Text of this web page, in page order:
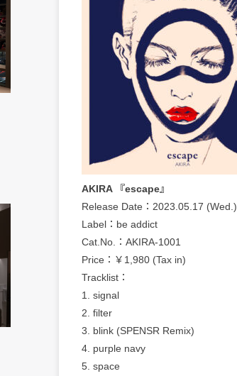
AKIRA 『escape』
Release Date：2023.05.17 (Wed.)
Label：be addict
Cat.No.：AKIRA-1001
Price：￥1,980 (Tax in)
Tracklist：
1. signal
2. filter
3. blink (SPENSR Remix)
4. purple navy
5. space